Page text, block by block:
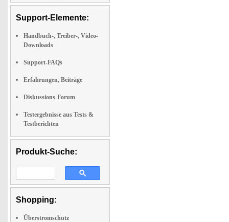
Support-Elemente:
Handbuch-, Treiber-, Video-
Downloads
Support-FAQs
Erfahrungen, Beiträge
Diskussions-Forum
Testergebnisse aus Tests &
Testberichten
Produkt-Suche:
Shopping:
Überstromschutz